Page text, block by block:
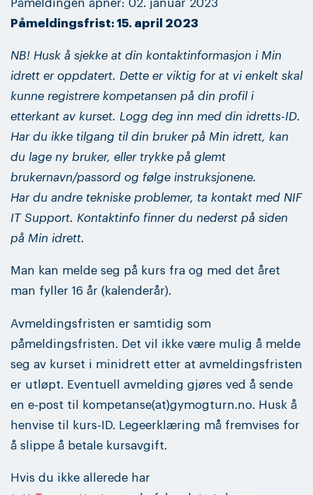
Påmeldingen åpner: 02. januar 2023
Påmeldingsfrist: 15. april 2023
NB! Husk å sjekke at din kontaktinformasjon i Min
idrett er oppdatert. Dette er viktig for at vi enkelt skal
kunne registrere kompetansen på din profil i
etterkant av kurset. Logg deg inn med din idretts-ID.
Har du ikke tilgang til din bruker på Min idrett, kan
du lage ny bruker, eller trykke på glemt
brukernavn/passord og følge instruksjonene.
Har du andre tekniske problemer, ta kontakt med NIF
IT Support. Kontaktinfo finner du nederst på siden
på Min idrett.
Man kan melde seg på kurs fra og med det året
man fyller 16 år (kalenderår).
Avmeldingsfristen er samtidig som
påmeldingsfristen. Det vil ikke være mulig å melde
seg av kurset i minidrett etter at avmeldingsfristen
er utløpt. Eventuell avmelding gjøres ved å sende
en e-post til kompetanse(at)gymogturn.no. Husk å
henvise til kurs-ID. Legeerklæring må fremvises for
å slippe å betale kursavgift.
Hvis du ikke allerede har